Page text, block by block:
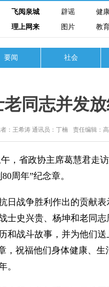
飞阅泉城 辟谣
健
理上网来
图片 教育
要闻 社会
同志并发
：王希涛 通讯员：丁楠 责任编辑：
省政协主席葛慧君走
周年”纪念章。
战争胜利作出的贡献表
士史兴贵、杨坤和老同
和战斗故事，并为他们
，祝福他们身体健康、
。